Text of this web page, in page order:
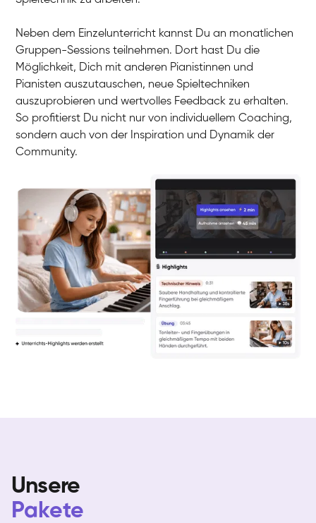
Yuna
Klavier / Piano / Flügel
Camilla
Klavier / Piano / Flügel
Negin
Klavier / Piano / Flügel
Katarzyna
Klavier / Piano / Flügel
Neben dem Einzelunterricht kannst Du an monatlichen
Gruppen-Sessions teilnehmen. Dort hast Du die
Möglichkeit, Dich mit anderen Pianistinnen und
Pianisten auszutauschen, neue Spieltechniken
auszuprobieren und wertvolles Feedback zu erhalten.
So profitierst Du nicht nur von individuellem Coaching,
sondern auch von der Inspiration und Dynamik der
Community.
Unsere
Pakete